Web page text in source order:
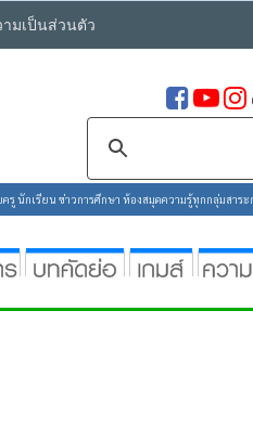
มเป็นส่วนตัว
นักเรียน ข่าวการศึกษา ห้องสมุดความรู้ทุกกลุ่มสาร